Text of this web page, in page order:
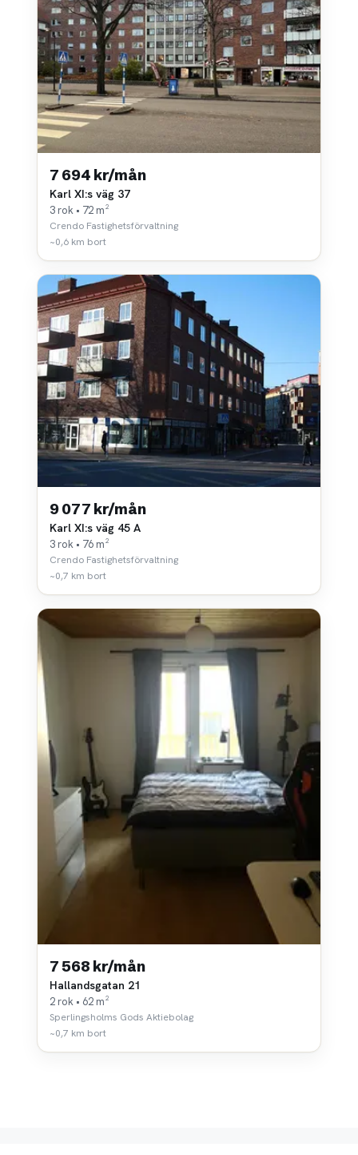
7 694 kr/mån
Karl XI:s väg 37
3 rok • 72 m²
Crendo Fastighetsförvaltning
~0,6 km bort
9 077 kr/mån
Karl XI:s väg 45 A
3 rok • 76 m²
Crendo Fastighetsförvaltning
~0,7 km bort
7 568 kr/mån
Hallandsgatan 21
2 rok • 62 m²
Sperlingsholms Gods Aktiebolag
~0,7 km bort